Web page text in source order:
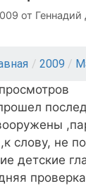
от Геннадий
/ 2009 /
слову, не
детские